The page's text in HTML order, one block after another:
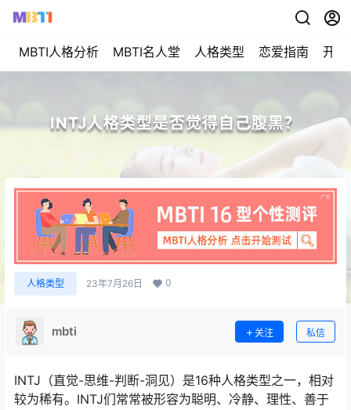
MBTI人格分析 MBTI名人堂 人格类型 恋爱指南 开始
INTJ人格类型是否觉得自己腹黑？
人格类型 23年7月26日 0
mbti 关注 私信
INTJ（直觉-思维-判断-洞见）是16种人格类型之一，相对
较为稀有。INTJ们常常被形容为聪明、冷静、理性、善于